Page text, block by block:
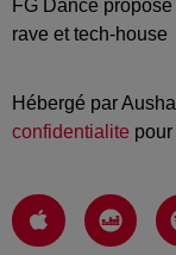
FG Dance
rave et tech-house
Hébergé par
confidentialite